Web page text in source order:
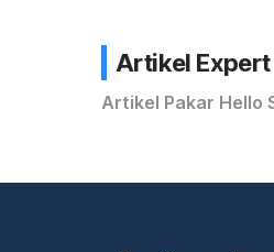
Artikel Expert
Artikel Pakar Hello